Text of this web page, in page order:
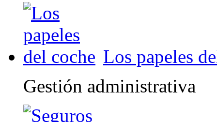
Los papeles
Gestión administrativa